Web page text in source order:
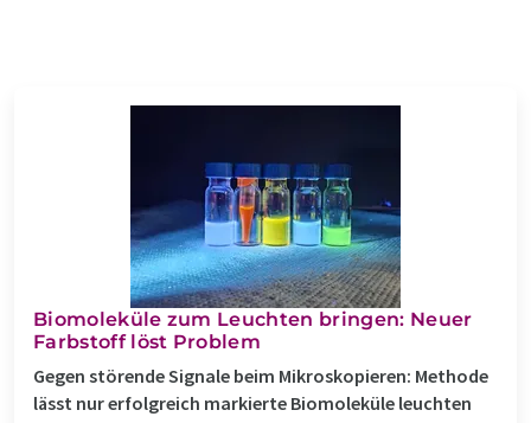
Biomoleküle zum Leuchten bringen: Neuer
Farbstoff löst Problem
Gegen störende Signale beim Mikroskopieren: Methode
lässt nur erfolgreich markierte Biomoleküle leuchten